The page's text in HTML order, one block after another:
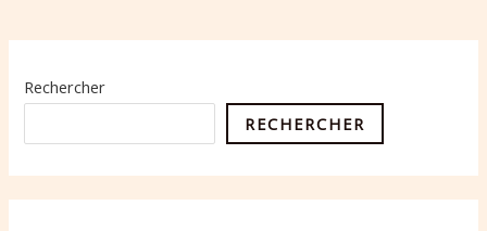
Rechercher
RECHERCHER